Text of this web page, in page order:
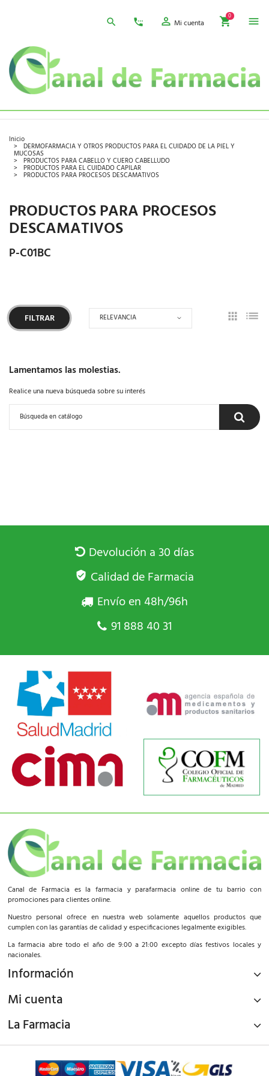
Mi cuenta
0
Inicio
DERMOFARMACIA Y OTROS PRODUCTOS PARA EL CUIDADO DE LA PIEL Y
MUCOSAS
PRODUCTOS PARA CABELLO Y CUERO CABELLUDO
PRODUCTOS PARA EL CUIDADO CAPILAR
PRODUCTOS PARA PROCESOS DESCAMATIVOS
PRODUCTOS PARA PROCESOS
DESCAMATIVOS
P-C01BC
FILTRAR RELEVANCIA
Lamentamos las molestias.
Realice una nueva búsqueda sobre su interés
Devolución a 30 días
Calidad de Farmacia
Envío en 48h/96h
91 888 40 31
Canal de Farmacia es la farmacia y parafarmacia online de tu barrio con
promociones para clientes online.
Nuestro personal ofrece en nuestra web solamente aquellos productos que
cumplen con las garantías de calidad y especificaciones legalmente exigibles.
La farmacia abre todo el año de 9:00 a 21:00 excepto días festivos locales y
nacionales.
Información
Mi cuenta
La Farmacia